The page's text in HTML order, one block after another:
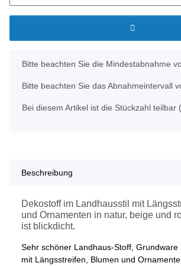
x
Bitte beachten Sie die Mindestabnahme
Bitte beachten Sie das Abnahmeintervall
Bei diesem Artikel ist die Stückzahl teilbar
Beschreibung
Dekostoff im Landhausstil mit
und Ornamenten in natur, beige und
ist blickdicht.
Sehr schöner Landhaus-Stoff, Grundware
mit Längsstreifen, Blumen und